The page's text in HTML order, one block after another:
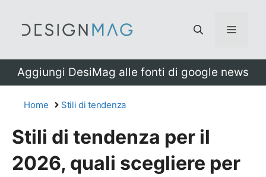
Menu
Aggiungi DesiMag alle fonti di google news
Home Stili di tendenza
Stili di tendenza per il
2026, quali scegliere per